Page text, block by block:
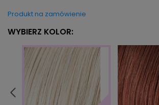
Produkt na zamówienie
WYBIERZ KOLOR: